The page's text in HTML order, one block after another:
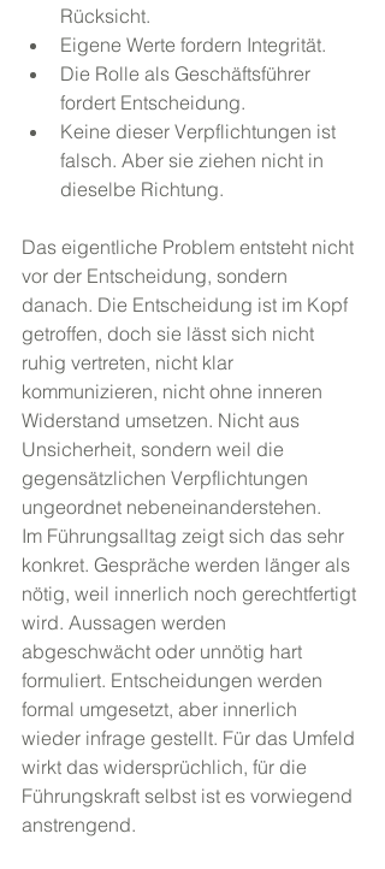
Rücksicht.
Eigene Werte fordern Integrität.
Die Rolle als Geschäftsführer
fordert Entscheidung.
Keine dieser Verpflichtungen ist
falsch. Aber sie ziehen nicht in
dieselbe Richtung.
Das eigentliche Problem entsteht nicht
vor der Entscheidung, sondern
danach. Die Entscheidung ist im Kopf
getroffen, doch sie lässt sich nicht
ruhig vertreten, nicht klar
kommunizieren, nicht ohne inneren
Widerstand umsetzen. Nicht aus
Unsicherheit, sondern weil die
gegensätzlichen Verpflichtungen
ungeordnet nebeneinanderstehen.
Im Führungsalltag zeigt sich das sehr
konkret. Gespräche werden länger als
nötig, weil innerlich noch gerechtfertigt
wird. Aussagen werden
abgeschwächt oder unnötig hart
formuliert. Entscheidungen werden
formal umgesetzt, aber innerlich
wieder infrage gestellt. Für das Umfeld
wirkt das widersprüchlich, für die
Führungskraft selbst ist es vorwiegend
anstrengend.